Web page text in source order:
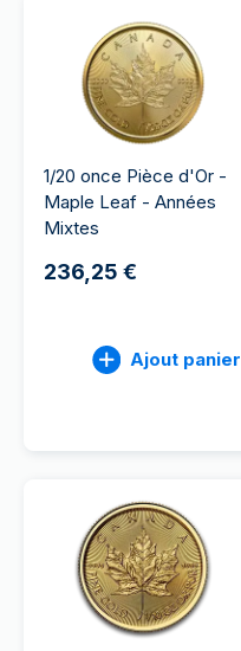
1/20 once Pièce d'Or -
Maple Leaf - Années
Mixtes
236,25 €
Ajout panier